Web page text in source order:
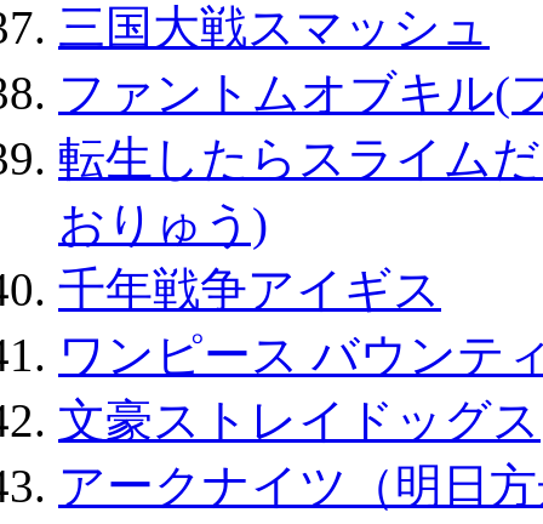
三国大戦スマッシュ
ファントムオブキル(
転生したらスライム
おりゅう)
千年戦争アイギス
ワンピース バウンテ
文豪ストレイドッグス
アークナイツ（明日